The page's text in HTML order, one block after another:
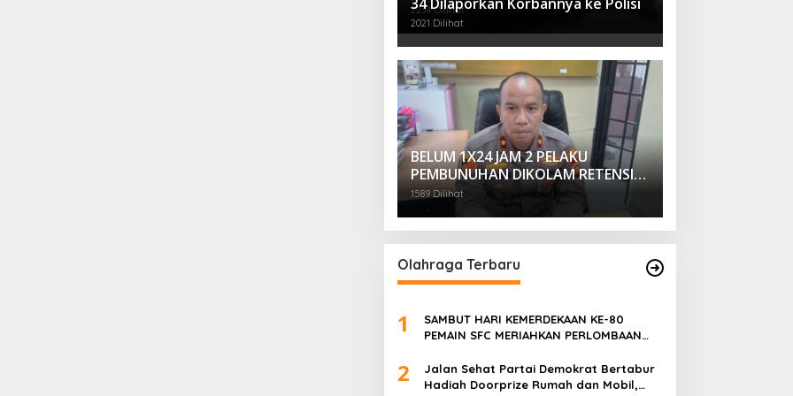
Selapan Tour Jayanto
2234 Dilihat
2021 Dilihat
BELUM 1X24 JAM 2 PELAKU
PEMBUNUHAN DIKOLAM RETENSI
BELAKANG DPRD KOTA
PALEMBANG TELAH DIRINGKUS
ANGGOTA POLSEK SU 1
PALEMBANG.
1589 Dilihat
Olahraga Terbaru
1
SAMBUT HARI KEMERDEKAAN KE-80
PEMAIN SFC MERIAHKAN PERLOMBAAN
2
Jalan Sehat Partai Demokrat Bertabur
Hadiah Doorprize Rumah dan Mobil,